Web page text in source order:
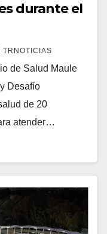
durante el
TRNOTICIAS
de Salud Maule
Desafío
de 20
atender…